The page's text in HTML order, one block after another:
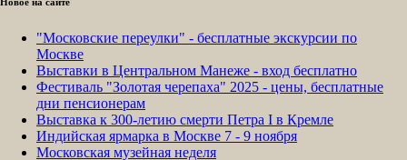
"Московские переулки" - бесплатные экскурсии по
Москве
Выставки в Центральном Манеже - вход бесплатно
Фестиваль "Золотая черепаха" 2025 - цены, бесплатные
дни пенсионерам
Выставка к 300-летию смерти Петра I в Кремле
Индийская ярмарка в Москве 7 - 9 ноября
Московская музейная неделя